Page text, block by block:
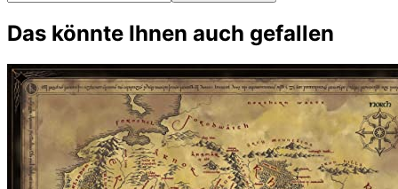
Das könnte Ihnen auch gefallen